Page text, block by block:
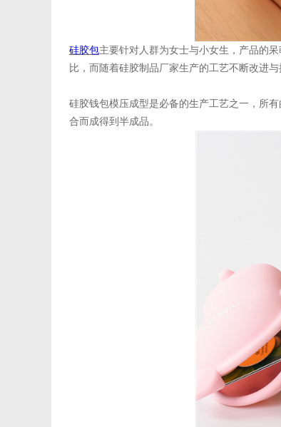
硅胶包主要针对人群为女士与小女生，产品的
比，而随着硅胶制品厂家生产的工艺不断改进
硅胶钱包模压成型是必备的生产工艺之一，所
合而成得到半成品。